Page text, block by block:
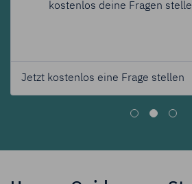
kostenlos deine Fragen
Jetzt kostenlos eine Frage stellen